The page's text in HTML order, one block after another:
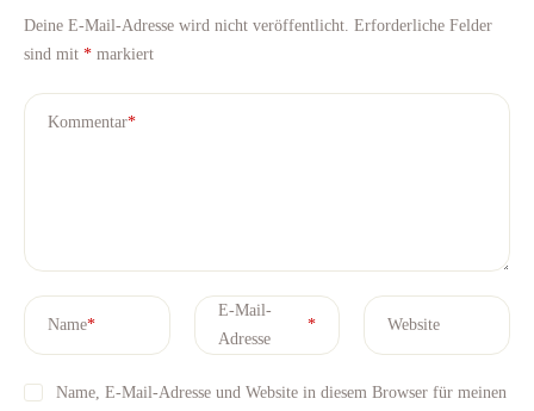
Deine E-Mail-Adresse wird nicht veröffentlicht. Erforderliche Felder
sind mit * markiert
Kommentar*
Name*
E-Mail-
Adresse
* Website
Name, E-Mail-Adresse und Website in diesem Browser für meinen